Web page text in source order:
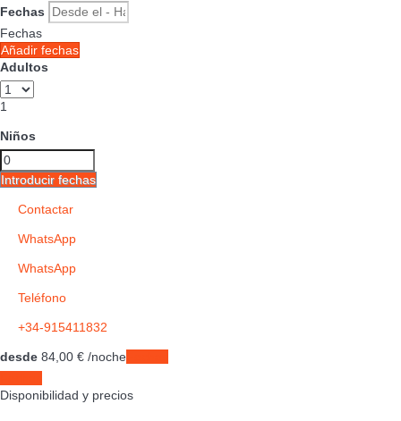
Fechas
Fechas
Añadir fechas
Adultos
1
Niños
Introducir fechas
Contactar
WhatsApp
WhatsApp
Teléfono
+34-915411832
desde 84, 00 € /noche
Disponibilidad y precios